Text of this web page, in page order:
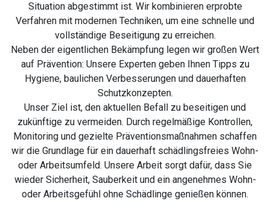
Situation abgestimmt ist. Wir kombinieren erprobte
Verfahren mit modernen Techniken, um eine schnelle und
vollständige Beseitigung zu erreichen.
Neben der eigentlichen Bekämpfung legen wir großen Wert
auf Prävention: Unsere Experten geben Ihnen Tipps zu
Hygiene, baulichen Verbesserungen und dauerhaften
Schutzkonzepten.
Unser Ziel ist, den aktuellen Befall zu beseitigen und
zukünftige zu vermeiden. Durch regelmäßige Kontrollen,
Monitoring und gezielte Präventionsmaßnahmen schaffen
wir die Grundlage für ein dauerhaft schädlingsfreies Wohn-
oder Arbeitsumfeld. Unsere Arbeit sorgt dafür, dass Sie
wieder Sicherheit, Sauberkeit und ein angenehmes Wohn-
oder Arbeitsgefühl ohne Schädlinge genießen können.